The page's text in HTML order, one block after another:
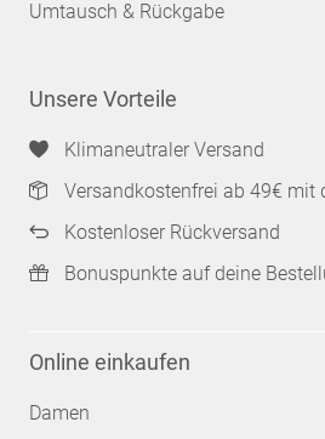
Umtausch & Rückgabe
Unsere Vorteile
Klimaneutraler Versand
Versandkostenfrei ab 49€ mit
Kostenloser Rückversand
Bonuspunkte auf deine
Online einkaufen
Damen